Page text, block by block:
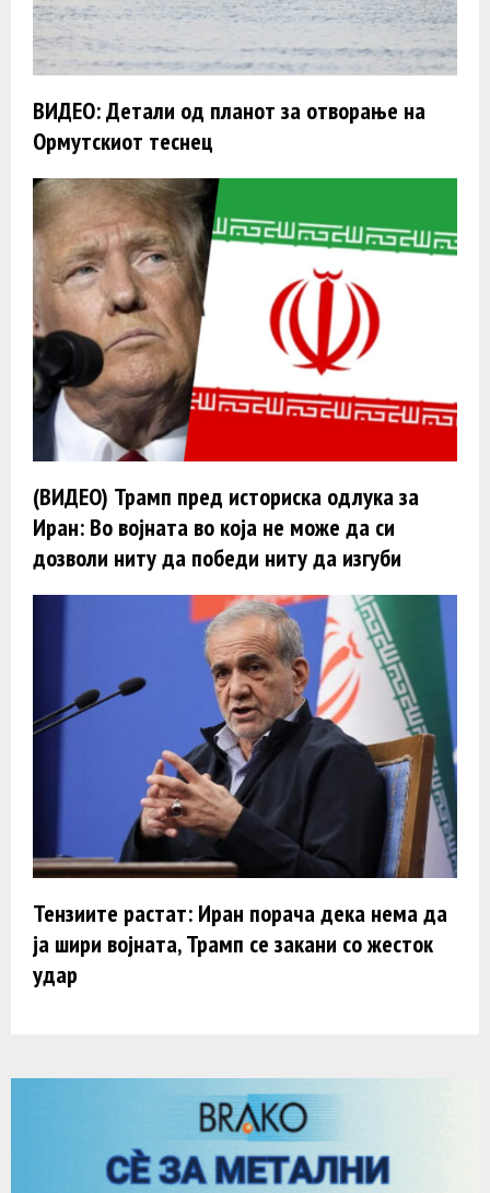
ВИДЕО: Детали од планот за отворање на
Ормутскиот теснец
(ВИДЕО) Трамп пред историска одлука за
Иран: Во војната во која не може да си
дозволи ниту да победи ниту да изгуби
Тензиите растат: Иран порача дека нема да
ja шири војната, Трамп се закани со жесток
удар